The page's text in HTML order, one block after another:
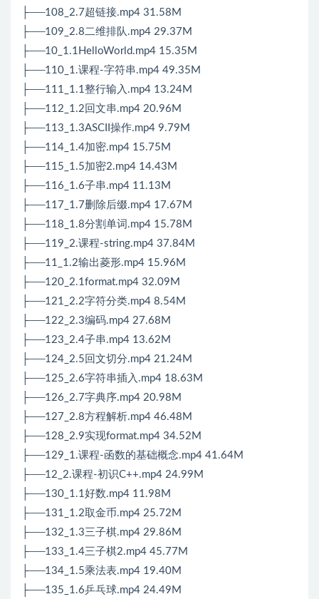
├──108_2.7超链接.mp4 31.58M
├──109_2.8二维排队.mp4 29.37M
├──10_1.1HelloWorld.mp4 15.35M
├──110_1.课程-字符串.mp4 49.35M
├──111_1.1整行输入.mp4 13.24M
├──112_1.2回文串.mp4 20.96M
├──113_1.3ASCII操作.mp4 9.79M
├──114_1.4加密.mp4 15.75M
├──115_1.5加密2.mp4 14.43M
├──116_1.6子串.mp4 11.13M
├──117_1.7删除后缀.mp4 17.67M
├──118_1.8分割单词.mp4 15.78M
├──119_2.课程-string.mp4 37.84M
├──11_1.2输出菱形.mp4 15.96M
├──120_2.1format.mp4 32.09M
├──121_2.2字符分类.mp4 8.54M
├──122_2.3编码.mp4 27.68M
├──123_2.4子串.mp4 13.62M
├──124_2.5回文切分.mp4 21.24M
├──125_2.6字符串插入.mp4 18.63M
├──126_2.7字典序.mp4 20.98M
├──127_2.8方程解析.mp4 46.48M
├──128_2.9实现format.mp4 34.52M
├──129_1.课程-函数的基础概念.mp4 41.64M
├──12_2.课程-初识C++.mp4 24.99M
├──130_1.1好数.mp4 11.98M
├──131_1.2取金币.mp4 25.72M
├──132_1.3三子棋.mp4 29.86M
├──133_1.4三子棋2.mp4 45.77M
├──134_1.5乘法表.mp4 19.40M
├──135_1.6乒乓球.mp4 24.49M